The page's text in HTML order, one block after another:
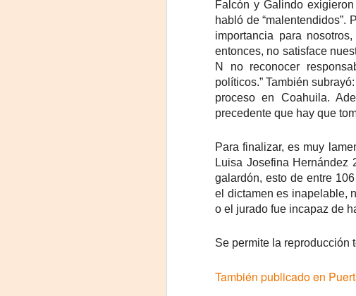
Falcón y Galindo
habló de “malentendidos”.
importancia para
entonces, no satisface
N no reconocer
políticos.” También
proceso en Coahuila.
precedente que hay que
Para finalizar, es muy
Luisa Josefina Hernández
galardón, esto de entre
el dictamen es inapelable,
o el jurado fue incapaz de
Se permite la reproducción
También publicado en
Tu terapia
amigas y
𝘭𝘰𝘴 𝘲𝘶𝘦
FECHAS:
LUGAR:
28
Y
Por
Nuestros
instante
histórica